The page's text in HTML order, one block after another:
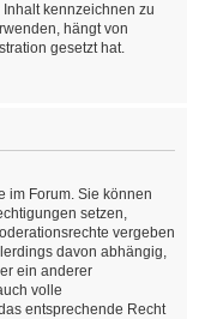
kennzeichnen zu
hängt von
gesetzt hat.
im Forum. Sie können
setzen,
vergeben
davon abhängig,
ein anderer
volle
entsprechende Recht